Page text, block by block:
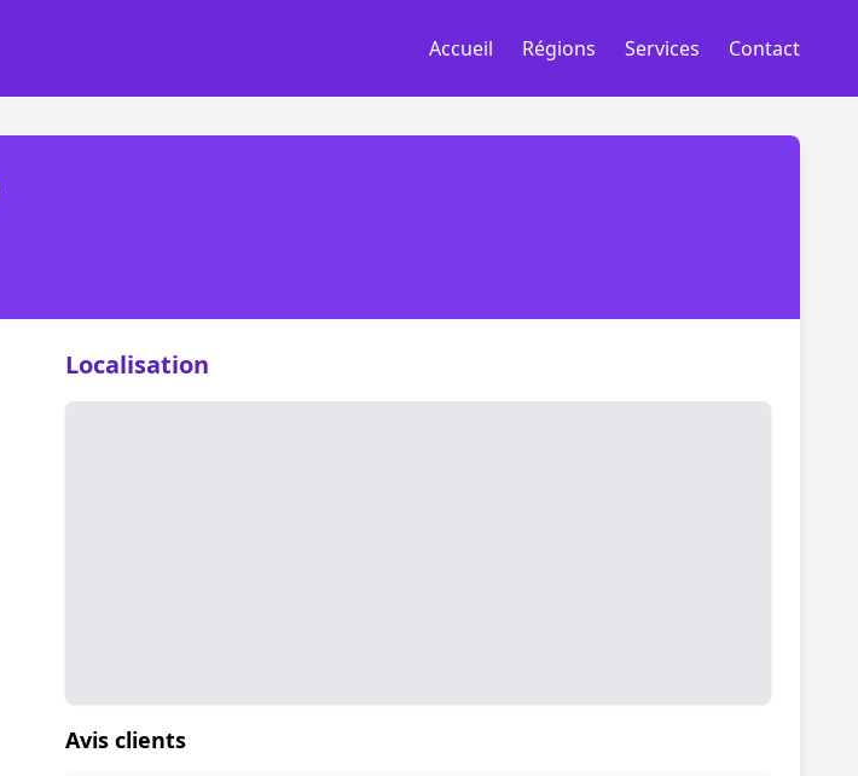
Accueil Régions Services Contact
Localisation
Avis clients